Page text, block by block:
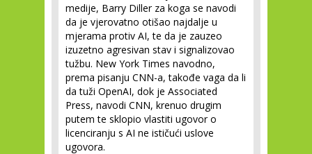
medije, Barry Diller za koga se navodi
da je vjerovatno otišao najdalje u
mjerama protiv AI, te da je zauzeo
izuzetno agresivan stav i signalizovao
tužbu. New York Times navodno,
prema pisanju CNN-a, takođe vaga da li
da tuži OpenAI, dok je Associated
Press, navodi CNN, krenuo drugim
putem te sklopio vlastiti ugovor o
licenciranju s AI ne ističući uslove
ugovora.